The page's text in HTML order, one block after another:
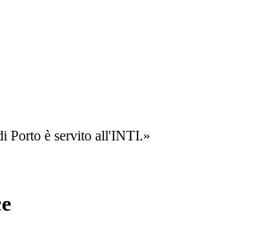
Porto è servito all'INTI.